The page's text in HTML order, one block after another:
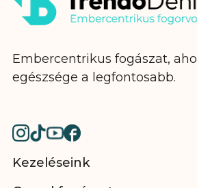
Embercentrikus fogászat,
egészsége a legfontosabb.
Kezeléseink